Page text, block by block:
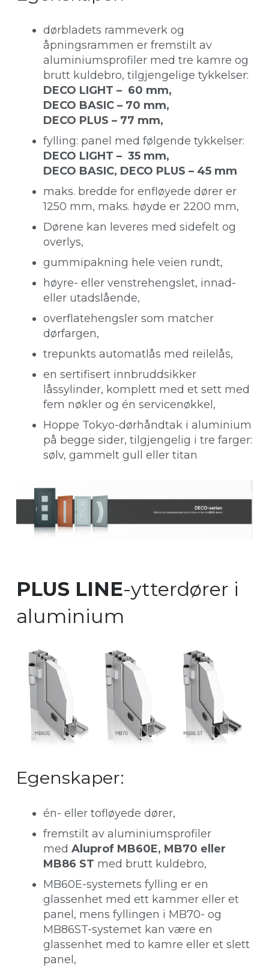
dørbladets rammeverk og
åpningsrammen er fremstilt av
aluminiumsprofiler med tre kamre og
brutt kuldebro, tilgjengelige tykkelser:
DECO LIGHT – 60 mm,
DECO BASIC – 70 mm,
DECO PLUS – 77 mm,
fylling: panel med følgende tykkelser:
DECO LIGHT – 35 mm,
DECO BASIC, DECO PLUS – 45 mm
maks. bredde for enfløyede dører er
1250 mm, maks. høyde er 2200 mm,
Dørene kan leveres med sidefelt og
overlys,
gummipakning hele veien rundt,
høyre- eller venstrehengslet, innad-
eller utadslående,
overflatehengsler som matcher
dørfargen,
trepunkts automatlås med reilelås,
en sertifisert innbruddsikker
låssylinder, komplett med et sett med
fem nøkler og én servicenøkkel,
Hoppe Tokyo-dørhåndtak i aluminium
på begge sider, tilgjengelig i tre farger:
sølv, gammelt gull eller titan
PLUS LINE-ytterdører i
aluminium
Egenskaper:
én- eller tofløyede dører,
fremstilt av aluminiumsprofiler
med Aluprof MB60E, MB70 eller
MB86 ST med brutt kuldebro,
MB60E-systemets fylling er en
glassenhet med ett kammer eller et
panel, mens fyllingen i MB70- og
MB86ST-systemet kan være en
glassenhet med to kamre eller et slett
panel,